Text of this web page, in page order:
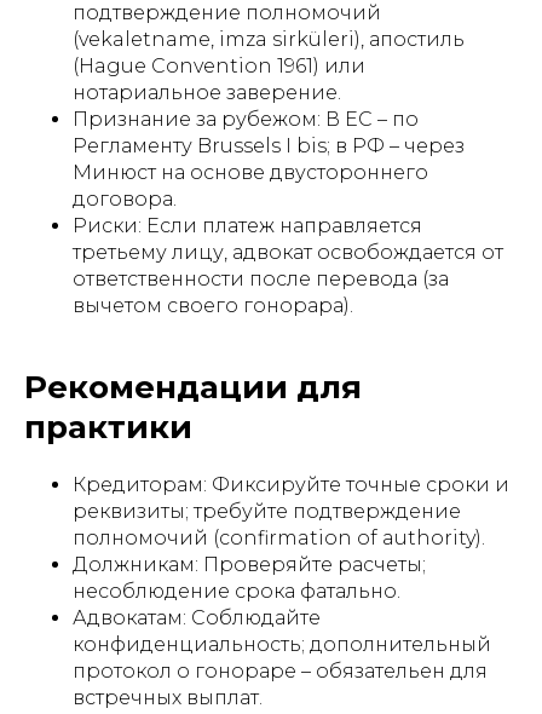
подтверждение полномочий
(vekaletname, imza sirküleri), апостиль
(Hague Convention 1961) или
нотариальное заверение.
Признание за рубежом: В ЕС – по
Регламенту Brussels I bis; в РФ – через
Минюст на основе двустороннего
договора.
Риски: Если платеж направляется
третьему лицу, адвокат освобождается от
ответственности после перевода (за
вычетом своего гонорара).
Рекомендации для
практики
Кредиторам: Фиксируйте точные сроки и
реквизиты; требуйте подтверждение
полномочий (confirmation of authority).
Должникам: Проверяйте расчеты;
несоблюдение срока фатально.
Адвокатам: Соблюдайте
конфиденциальность; дополнительный
протокол о гонораре – обязательен для
встречных выплат.
КОНСУЛЬТАЦИЯ ПО
ЮРИДИЧЕСКИМ
ВОПРОСАМ В ТУРЦИИ
Запишитесь на консультацию -
свяжитесь с нами любым удобным Вам
способом
ЗАПИСЬ НА КОНСУЛЬТАЦИЮ
Политика конфиденциальности
© 2023 Российско-Турецкая
Юридическая Компания